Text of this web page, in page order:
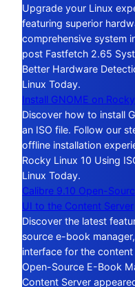
Upgrade your Linux
featuring superior
comprehensive system
post Fastfetch 2.65
Better Hardware
Linux Today.
Install GNOME on
Discover how to install
an ISO file. Follow our
offline installation
Rocky Linux 10 Using
Linux Today.
Calibre 9.10 Open-
UI to the Content Server
Discover the latest
source e-book
interface for the content
Open-Source E-Book
Content Server